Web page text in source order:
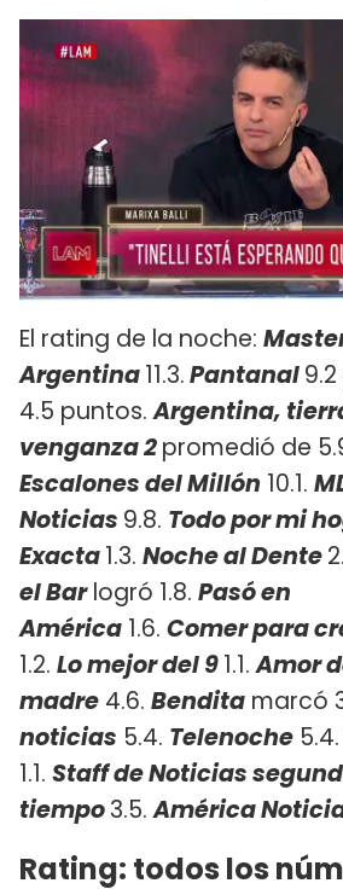
El rating de la noche:
Argentina11.3.Pantanal
4.5 puntos.Argentina,
venganza 2promedió de
Escalones del Millón 10.1.
Noticias 9.8. Todo por mi
Exacta1.3. Noche al Dente
el Barlogró 1.8. Pasó en
América 1.6. Comer para
1.2. Lo mejor del 91.1.Amor
madre 4.6. Bendita marcó
noticias 5.4. Telenoche 5.4.
1.1. Staff de Noticias
tiempo3.5.América
Rating: todos los